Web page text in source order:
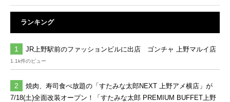
ランキング
JR上野駅前のファッションビルに出店 ゴンチャ 上野マルイ店
1.1k件のビュー
焼肉、寿司食べ放題の「すたみな太郎NEXT 上野アメ横店」が
7/18(土)全面改装オープン！「すたみな太郎 PREMIUM BUFFET上野